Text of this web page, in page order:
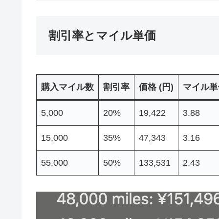
割引率とマイル単価
購入マイル数 割引率 価格 (円) マイル
5,000 20% 19,422 3.88
15,000 35% 47,343 3.16
55,000 50% 133,531 2.43